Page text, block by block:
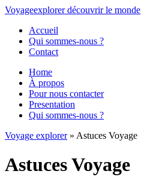
Voyageexplorer découvrirle monde
Accueil
Qui sommes-nous ?
Contact
Home
À propos
Pour nous contacter
Presentation
Qui sommes-nous ?
Voyage explorer» Astuces Voyage
Astuces Voyage